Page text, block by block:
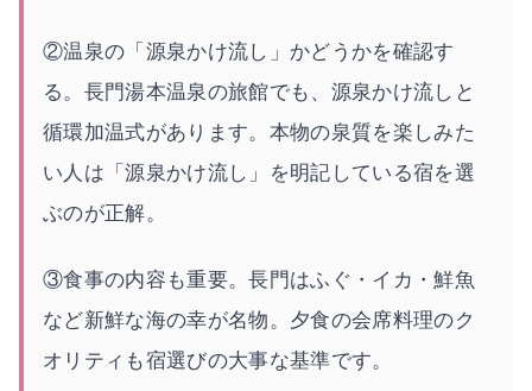
②温泉の「源泉かけ流し」かどうかを確認す
る。長門湯本温泉の旅館でも、源泉かけ流しと
循環加温式があります。本物の泉質を楽しみた
い人は「源泉かけ流し」を明記している宿を選
ぶのが正解。
③食事の内容も重要。長門はふぐ・イカ・鮮魚
など新鮮な海の幸が名物。夕食の会席料理のク
オリティも宿選びの大事な基準です。